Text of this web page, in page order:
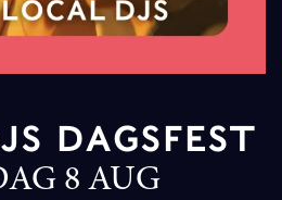
DAGSFEST
8 AUG